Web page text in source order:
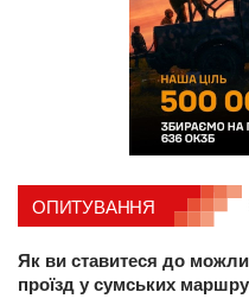
ОПИТУВАННЯ
Як ви ставитеся до
проїзд у сумських